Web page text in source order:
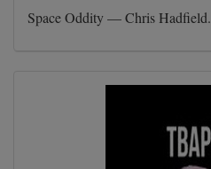
Space Oddity — Chris Hadfield.